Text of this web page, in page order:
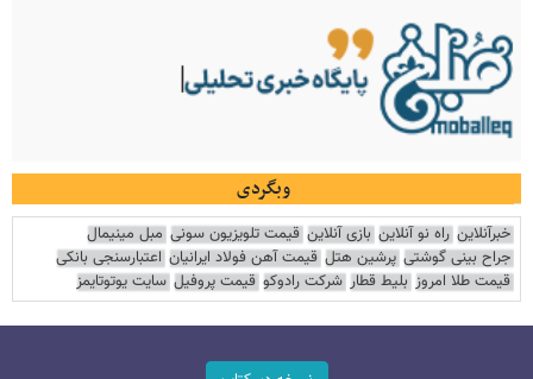
وبگردی
خبرآنلاین راه نو آنلاین بازی آنلاین قیمت تلویزیون سونی مبل مینیمال
جراح بینی گوشتی پرشین هتل قیمت آهن فولاد ایرانیان اعتبارسنجی بانکی
قیمت طلا امروز بلیط قطار شرکت رادوکو قیمت پروفیل سایت یوتوتایمز